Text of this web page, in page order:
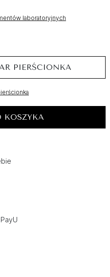
laboratoryjnych
PIERŚCIONKA
KOSZYKA